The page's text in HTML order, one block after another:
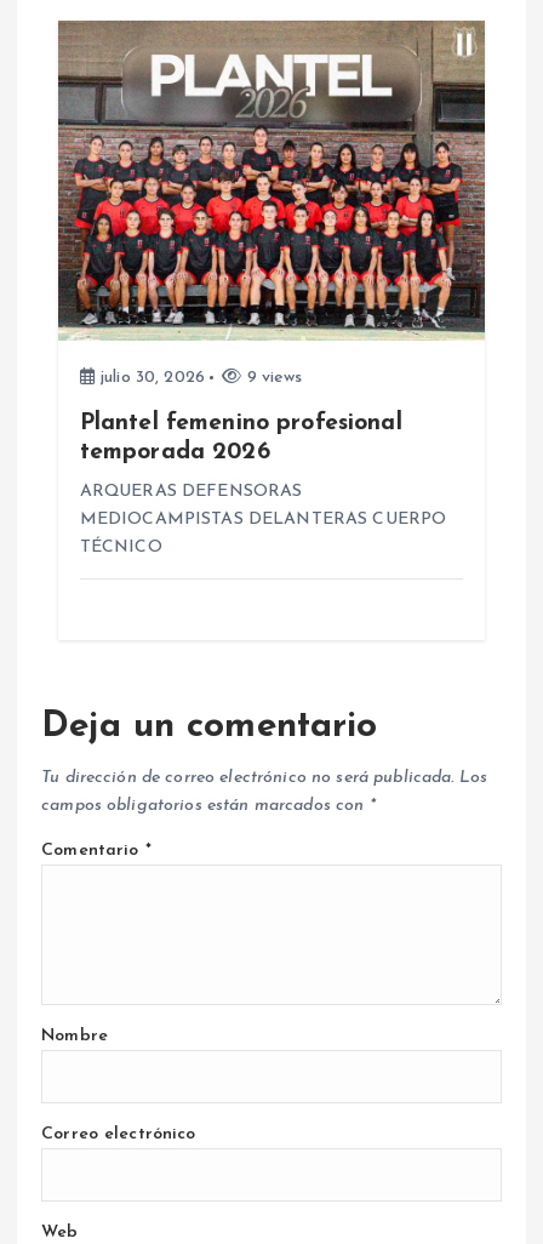
d
a
s
julio 30, 2026 9 views
Plantel femenino profesional
temporada 2026
ARQUERAS DEFENSORAS
MEDIOCAMPISTAS DELANTERAS CUERPO
TÉCNICO
Deja un comentario
Tu dirección de correo electrónico no será publicada. Los
campos obligatorios están marcados con *
Comentario *
Nombre
Correo electrónico
Web